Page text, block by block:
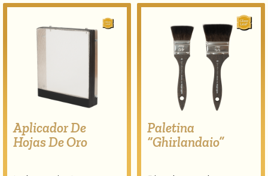
Aplicador De
Hojas De Oro
Paletina
“Ghirlandaio”